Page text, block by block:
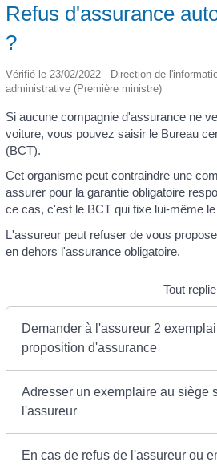
Refus d'assurance
?
Vérifié le 23/02/2022 - Direction de
administrative (Première ministre)
Si aucune compagnie d'assurance ne
voiture, vous pouvez saisir le Bureau
(BCT).
Cet organisme peut contraindre une
assurer pour la garantie obligatoire
ce cas, c'est le BCT qui fixe lui-même
L'assureur peut refuser de vous
en dehors l'assurance obligatoire.
Tout
Demander à l'assureur 2
proposition d'assurance
Adresser un exemplaire au siège
l'assureur
En cas de refus de l'assureur ou